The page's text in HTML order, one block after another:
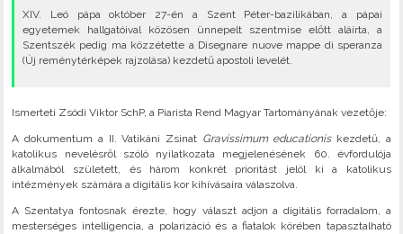
XIV. Leó pápa október 27-én a Szent Péter-bazilikában, a pápai
egyetemek hallgatóival közösen ünnepelt szentmise előtt aláírta, a
Szentszék pedig ma közzétette a Disegnare nuove mappe di speranza
(Új reménytérképek rajzolása) kezdetű apostoli levelét.
Ismerteti Zsódi Viktor SchP, a Piarista Rend Magyar Tartományának vezetője:
A dokumentum a II. Vatikáni Zsinat Gravissimum educationiskezdetű, a
katolikus nevelésről szóló nyilatkozata megjelenésének 60. évfordulója
alkalmából született, és három konkrét prioritást jelöl ki a katolikus
intézmények számára a digitális kor kihívásaira válaszolva.
A Szentatya fontosnak érezte, hogy választ adjon a digitális forradalom, a
mesterséges intelligencia, a polarizáció és a fiatalok körében tapasztalható